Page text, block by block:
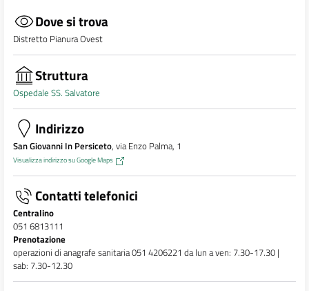
Dove si trova
Distretto Pianura Ovest
Struttura
Ospedale SS. Salvatore
Indirizzo
San Giovanni In Persiceto, via Enzo Palma, 1
Visualizza indirizzo su Google Maps
Contatti telefonici
Centralino
051 6813111
Prenotazione
operazioni di anagrafe sanitaria 051 4206221 da lun a ven: 7.30-17.30 |
sab: 7.30-12.30